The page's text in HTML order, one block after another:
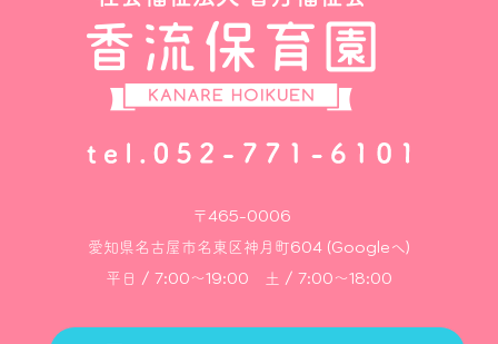
〒465-0006
愛知県名古屋市名東区神月町604 (Googleへ)
平日 / 7:00～19:00 土 / 7:00～18:00